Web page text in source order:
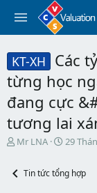
KT-XH
Các
từng học
đang cực
tương lai
T
e
Mr LNA
N
y
29
Tin tức tổng hợp